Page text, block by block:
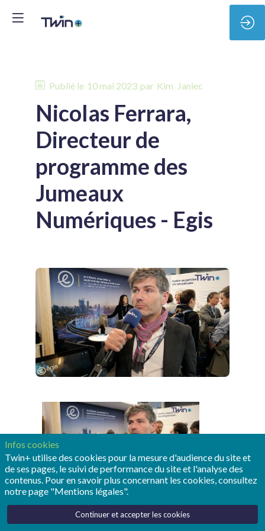
Publié le 10 mai 2023 par Kim Janiec
Nicolas Ferrara,
Directeur de
programme des
Jumeaux
Numériques - Egis
Infos cookies
Twin+ utilise des cookies pour la mesure d'audience du site et
de ses pages, le suivi de performance du site et l'analyse des
contenus. Pour en savoir plus concernant les cookies, consultez
notre page "Mentions légales".
Continuer et accepter les cookies